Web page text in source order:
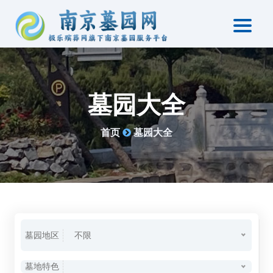
墓园大全
首页 墓园大全
墓园地区 不限
墓地特色